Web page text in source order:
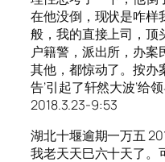
在他没倒，现状是咋样我
般，我的直接上司，顶
户籍警，派出所，办
其他，都惊动了。按办
告’引起了轩然大波’给领
2018.3.23-9:53
湖北十堰逾期一万五
我老天天巳六十天了。